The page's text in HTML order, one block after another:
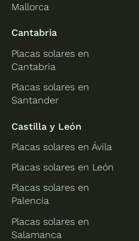
Mallorca
Cantabria
Placas solares en
Cantabria
Placas solares en
Santander
Castilla y León
Placas solares en Ávila
Placas solares en León
Placas solares en
Palencia
Placas solares en
Salamanca